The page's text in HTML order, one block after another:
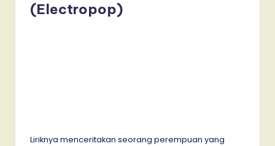
(Electropop)
Liriknya menceritakan seorang perempuan yang